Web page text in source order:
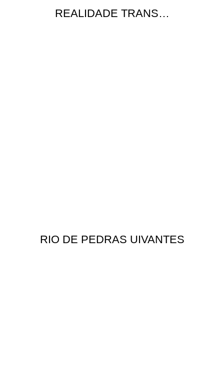
REALIDADE TRANS…
RIO DE PEDRAS UIVANTES